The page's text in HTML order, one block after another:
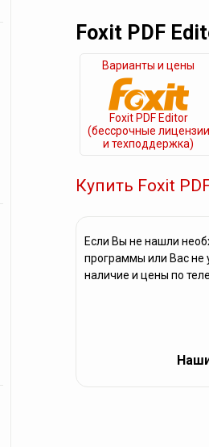
Foxit PDF
Варианты и цены
Foxit PDF Editor
(бессрочные лицензии
и техподдержка)
Купить Foxit
Если Вы не нашли
программы или Вас не
наличие и цены по